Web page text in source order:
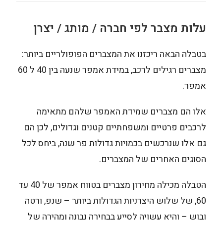
עלות מצבר לפי חברה / מותג / יצרן
בטבלה הבאה ריכזנו את המצברים הפופולריים ביותר:
מצברים רגילים לרכב, במידת אמפר שנעה בין 40 ל 60
אמפר.
אלו הם מצברים שמידת האמפר שלהם מתאימה
לרכבים פרטיים ומשפחתיים קטנים וגדולים, לכן הם
גם אלו שנרכשים בכמויות גדולות פר שנה, ביחס לכל
הסוגים האחרים של המצברים.
הטבלה מכילה מחירון מצברים בטווח אמפר של 40 עד
60, של שלוש היצרניות הגדולות ביותר – שנפ, ורטה
ובוש – והיא עשויה לסייע בבחירה נבונה ומהירה של